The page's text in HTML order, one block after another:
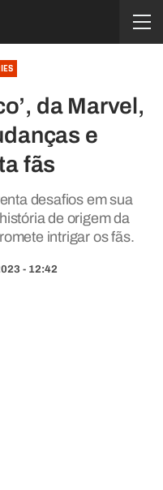
da Marvel,
e
fãs
desafios em sua
de origem da
intrigar os fãs.
- 12:42